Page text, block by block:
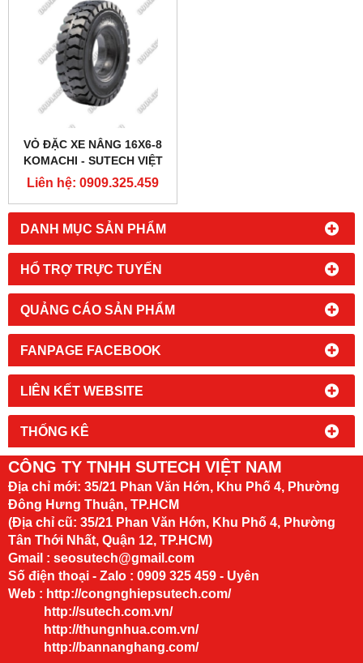
DANH MỤC SẢN PHẨM
HỔ TRỢ TRỰC TUYẾN
QUẢNG CÁO SẢN PHẨM
FANPAGE FACEBOOK
LIÊN KẾT WEBSITE
THỐNG KÊ
VỎ ĐẶC XE NÂNG 16X6-8
KOMACHI - SUTECH VIỆT
NAM
Liên hệ: 0909.325.459
CÔNG TY TNHH SUTECH VIỆT NAM
Địa chỉ mới: 35/21 Phan Văn Hớn, Khu Phố 4, Phường
Đông Hưng Thuận, TP.HCM
(Địa chỉ cũ: 35/21 Phan Văn Hớn, Khu Phố 4, Phường
Tân Thới Nhất, Quận 12, TP.HCM)
Gmail : seosutech@gmail.com
Số điện thoại - Zalo : 0909 325 459 - Uyên
Web : http://congnghiepsutech.com/
http://sutech.com.vn/
http://thungnhua.com.vn/
http://bannanghang.com/